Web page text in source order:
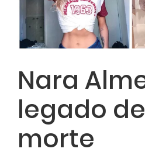
Nara
legado
morte